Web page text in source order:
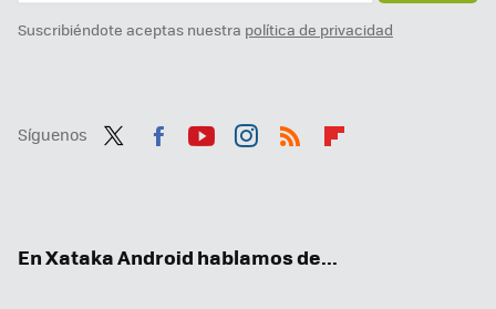
Suscribiéndote aceptas nuestra política de privacidad
Síguenos
En Xataka Android hablamos de...